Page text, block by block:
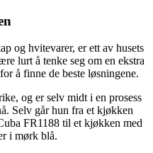
og hvitevarer, er ett av husets
lurt å tenke seg om en ekstra
å finne de beste løsningene.
og er selv midt i en prosess
Selv går hun fra et kjøkken
FR1188 til et kjøkken med
i mørk blå.